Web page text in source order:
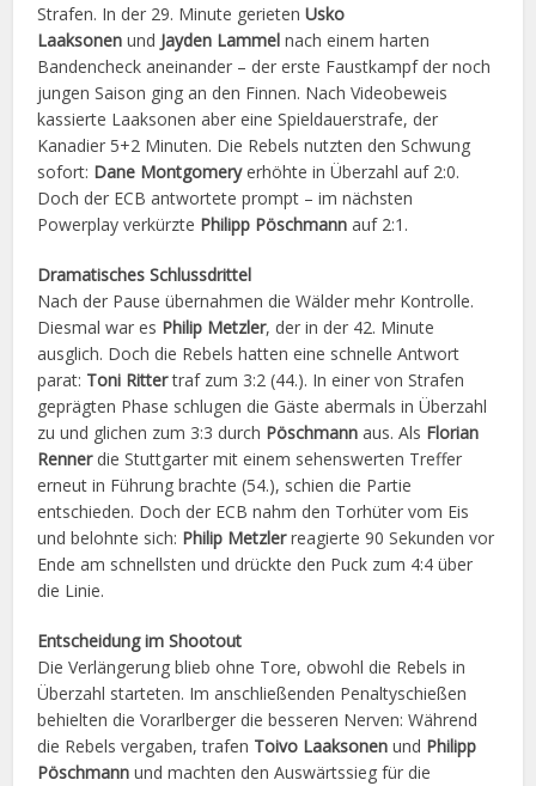
Strafen. In der 29. Minute gerietenUsko
Laaksonen und Jayden Lammel nach einem harten
Bandencheck aneinander – der erste Faustkampf der noch
jungen Saison ging an den Finnen. Nach Videobeweis
kassierte Laaksonen aber eine Spieldauerstrafe, der
Kanadier 5+2 Minuten. Die Rebels nutzten den Schwung
sofort: Dane Montgomeryerhöhte in Überzahl auf 2:0.
Doch der ECB antwortete prompt – im nächsten
Powerplay verkürzte Philipp Pöschmann auf 2:1.
Dramatisches Schlussdrittel
Nach der Pause übernahmen die Wälder mehr Kontrolle.
Diesmal war es Philip Metzler, der in der 42. Minute
ausglich. Doch die Rebels hatten eine schnelle Antwort
parat: Toni Rittertraf zum 3:2 (44.). In einer von Strafen
geprägten Phase schlugen die Gäste abermals in Überzahl
zu und glichen zum 3:3 durch Pöschmann aus. Als Florian
Rennerdie Stuttgarter mit einem sehenswerten Treffer
erneut in Führung brachte (54.), schien die Partie
entschieden. Doch der ECB nahm den Torhüter vom Eis
und belohnte sich: Philip Metzlerreagierte 90 Sekunden vor
Ende am schnellsten und drückte den Puck zum 4:4 über
die Linie.
Entscheidung im Shootout
Die Verlängerung blieb ohne Tore, obwohl die Rebels in
Überzahl starteten. Im anschließenden Penaltyschießen
behielten die Vorarlberger die besseren Nerven: Während
die Rebels vergaben, trafen Toivo Laaksonen und Philipp
Pöschmann und machten den Auswärtssieg für die